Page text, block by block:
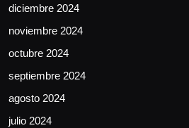
diciembre 2024
noviembre 2024
octubre 2024
septiembre 2024
agosto 2024
julio 2024